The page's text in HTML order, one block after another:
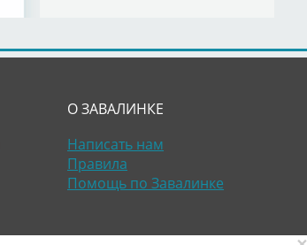
О ЗАВАЛИНКЕ
Написать нам
Правила
Помощь по Завалинке